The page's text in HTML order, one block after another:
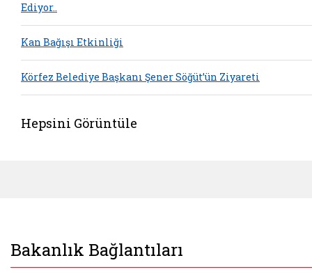
Ediyor..
Kan Bağışı Etkinliği
Körfez Belediye Başkanı Şener Söğüt’ün Ziyareti
Hepsini Görüntüle
Bakanlık Bağlantıları